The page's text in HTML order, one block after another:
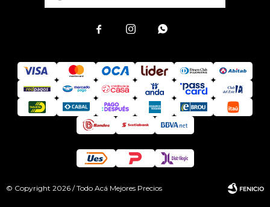
  
© Copyright 2026 / Todo Acá Mejores Precios